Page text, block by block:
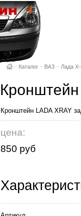
– Каталог – ВАЗ – Лада
Кронштейн LADA XRAY
цена:
850 руб